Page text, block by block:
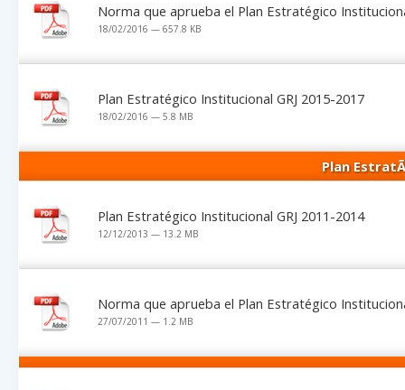
Norma que aprueba el Plan Estratégico
18/02/2016 — 657.8 KB
Plan Estratégico Institucional GRJ 2015-2017
18/02/2016 — 5.8 MB
Plan
Plan Estratégico Institucional GRJ 2011-2014
12/12/2013 — 13.2 MB
Norma que aprueba el Plan Estratégico
27/07/2011 — 1.2 MB